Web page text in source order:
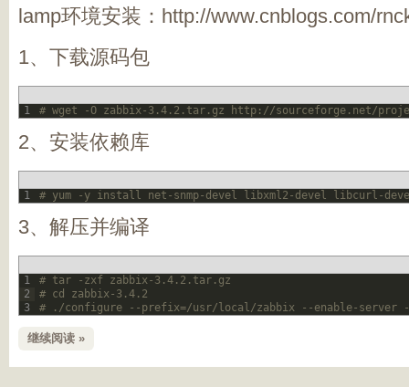
lamp环境安装：http://www.cnblogs.com/
1、下载源码包
1 # wget -O zabbix-3.4.2.tar.gz http://sourceforge.net/
2、安装依赖库
1 # yum -y install net-snmp-devel libxml2-devel libcurl-
3、解压并编译
1
2
3
# tar -zxf zabbix-3.4.2.tar.gz
# cd zabbix-3.4.2
# ./configure --prefix=/usr/local/zabbix --enable-server
继续阅读 »